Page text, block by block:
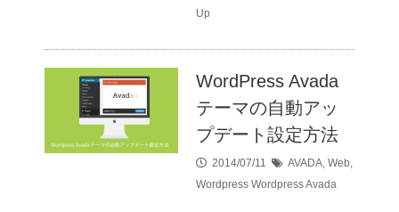
Up
WordPress Avada
テーマの自動アッ
プデート設定方法
2014/07/11 AVADA, Web,
Wordpress Wordpress Avada